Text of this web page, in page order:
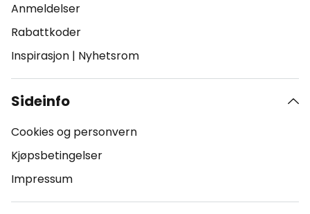
Anmeldelser
Rabattkoder
Inspirasjon | Nyhetsrom
Sideinfo
Cookies og personvern
Kjøpsbetingelser
Impressum